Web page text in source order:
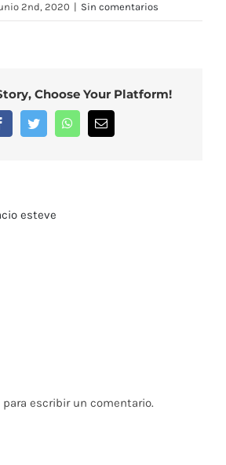
2nd, 2020 | Sin comentarios
Choose Your Platform!
FacebookTwitter WhatsAppCorreo
electrónico
esteve
para escribir un comentario.